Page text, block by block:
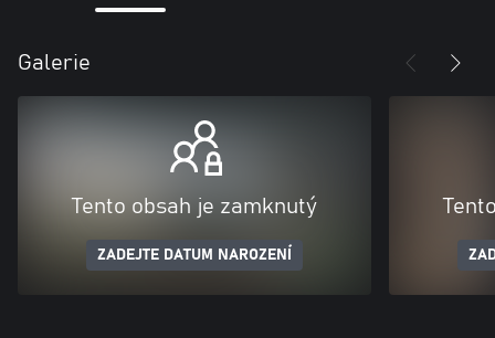
Galerie
Tento obsah je zamknutý
ZADEJTE DATUM NAROZENÍ